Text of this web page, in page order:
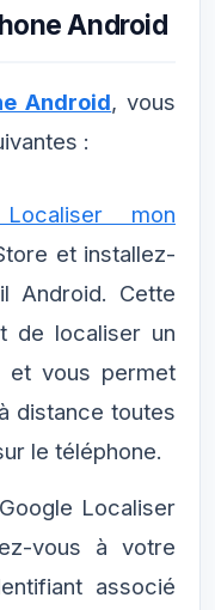
Android
Android, vous
:
mon
et installez-
Android. Cette
de localiser un
et vous permet
distance toutes
le téléphone.
Localiser
vous à votre
associé